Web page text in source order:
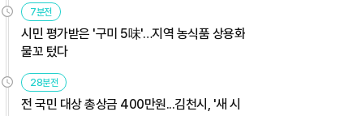
7분전
시민 평가받은 '구미 5味'…지역 농식품 상용화
물꼬 텄다
28분전
전 국민 대상 총상금 400만원...김천시, '새 시